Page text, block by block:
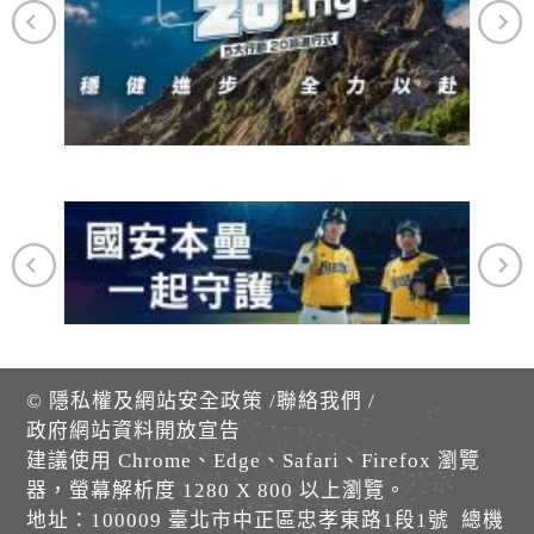
© 隱私權及網站安全政策 /聯絡我們 /
政府網站資料開放宣告
建議使用 Chrome、Edge、Safari、Firefox 瀏覽
器，螢幕解析度 1280 X 800 以上瀏覽。
地址：100009 臺北市中正區忠孝東路1段1號 總機